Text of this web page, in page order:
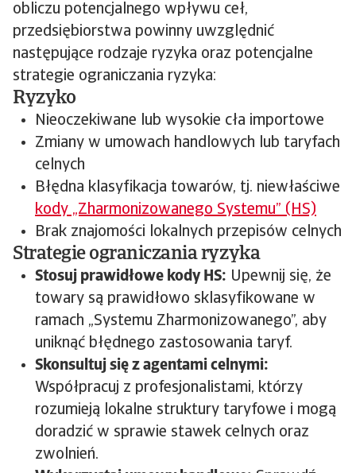
obliczu potencjalnego wpływu ceł,
przedsiębiorstwa powinny uwzględnić
następujące rodzaje ryzyka oraz potencjalne
strategie ograniczania ryzyka:
Ryzyko
Nieoczekiwane lub wysokie cła importowe
Zmiany w umowach handlowych lub taryfach
celnych
Błędna klasyfikacja towarów, tj. niewłaściwe
kody „Zharmonizowanego Systemu” (HS)
Brak znajomości lokalnych przepisów celnych
Strategie ograniczania ryzyka
Stosuj prawidłowe kody HS: Upewnij się, że
towary są prawidłowo sklasyfikowane w
ramach „Systemu Zharmonizowanego”, aby
uniknąć błędnego zastosowania taryf.
Skonsultuj się z agentami celnymi:
Współpracuj z profesjonalistami, którzy
rozumieją lokalne struktury taryfowe i mogą
doradzić w sprawie stawek celnych oraz
zwolnień.